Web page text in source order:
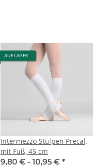
AUF LAGER
Intermezzo Stulpen Precal,
mit Fuß, 45 cm
9,80 € - 10,95 € *